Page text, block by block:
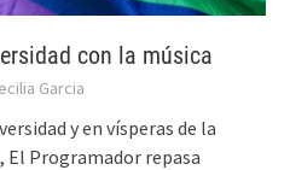
con la música
Garcia
y en vísperas de la
El Programador repasa